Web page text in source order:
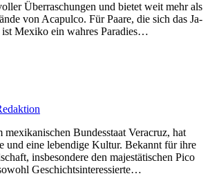
Überraschungen und bietet weit mehr als
von Acapulco. Für Paare, die sich das Ja-
ist Mexiko ein wahres Paradies…
mexikanischen Bundesstaat Veracruz, hat
und eine lebendige Kultur. Bekannt für ihre
insbesondere den majestätischen Pico
Geschichtsinteressierte…